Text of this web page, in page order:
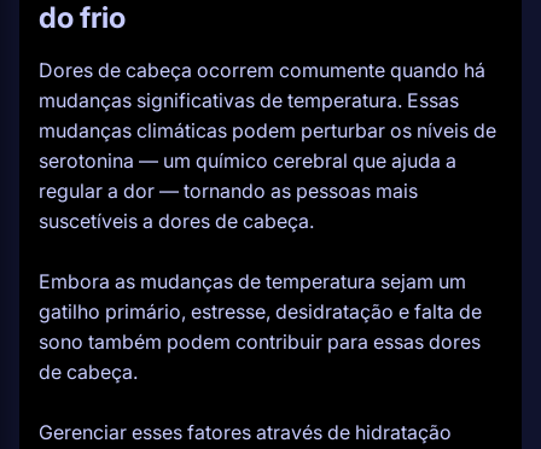
do frio
Dores de cabeça ocorrem comumente quando há
mudanças significativas de temperatura. Essas
mudanças climáticas podem perturbar os níveis de
serotonina — um químico cerebral que ajuda a
regular a dor — tornando as pessoas mais
suscetíveis a dores de cabeça.
Embora as mudanças de temperatura sejam um
gatilho primário, estresse, desidratação e falta de
sono também podem contribuir para essas dores
de cabeça.
Gerenciar esses fatores através de hidratação